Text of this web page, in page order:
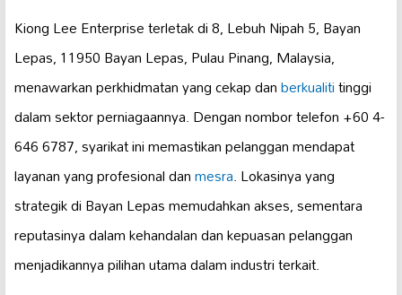
Kiong Lee Enterprise terletak di 8, Lebuh Nipah 5, Bayan
Lepas, 11950 Bayan Lepas, Pulau Pinang, Malaysia,
menawarkan perkhidmatan yang cekap danberkualititinggi
dalam sektor perniagaannya. Dengan nombor telefon +60 4-
646 6787, syarikat ini memastikan pelanggan mendapat
layanan yang profesional danmesra. Lokasinya yang
strategik di Bayan Lepas memudahkan akses, sementara
reputasinya dalam kehandalan dan kepuasan pelanggan
menjadikannya pilihan utama dalam industri terkait.